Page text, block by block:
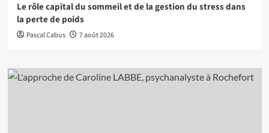
Le rôle capital du sommeil et de la gestion du stress dans
la perte de poids
Pascal Cabus 7 août 2026